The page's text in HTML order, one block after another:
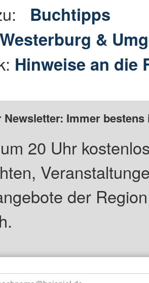
Buchtipps
Westerburg &
Hinweise an die
Newsletter: Immer
20 Uhr
der